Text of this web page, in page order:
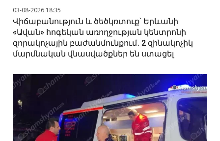
03-08-2026 18:35
Վիճաբանություն և ծեծկռտուք՝ Երևանի
«Ավան» հոգեկան առողջության կենտրոնի
զորակոչային բաժանմունքում․ 2 զինակոչիկ
մարմնական վնասվածքներ են ստացել